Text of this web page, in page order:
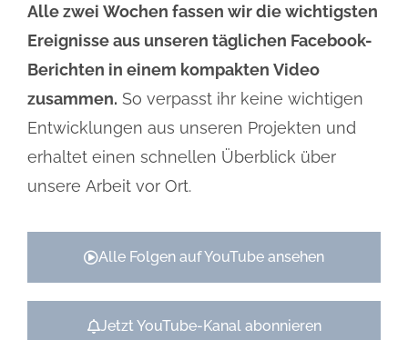
Alle zwei Wochen fassen wir die wichtigsten
Ereignisse aus unseren täglichen Facebook-
Berichten in einem kompakten Video
zusammen. So verpasst ihr keine wichtigen
Entwicklungen aus unseren Projekten und
erhaltet einen schnellen Überblick über
unsere Arbeit vor Ort.
Alle Folgen auf YouTube ansehen
Jetzt YouTube-Kanal abonnieren